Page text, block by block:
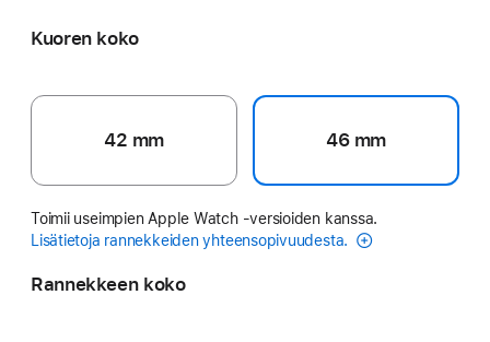
Kuoren koko
42 mm 46 mm
Toimii useimpien Apple Watch ‑versioiden kanssa.
Lisätietoja rannekkeiden yhteensopivuudesta.
Rannekkeen koko